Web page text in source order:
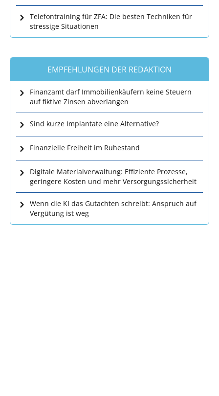
Telefontraining für ZFA: Die besten Techniken für
stressige Situationen
EMPFEHLUNGEN DER REDAKTION
Finanzamt darf Immobilienkäufern keine Steuern
auf fiktive Zinsen abverlangen
Sind kurze Implantate eine Alternative?
Finanzielle Freiheit im Ruhestand
Digitale Materialverwaltung: Effiziente Prozesse,
geringere Kosten und mehr Versorgungssicherheit
Wenn die KI das Gutachten schreibt: Anspruch auf
Vergütung ist weg